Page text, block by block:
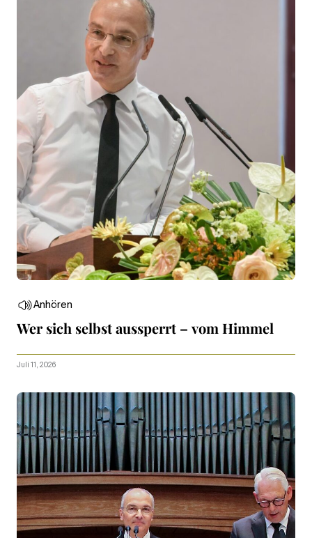
Anhören
Wer sich selbst aussperrt – vom Himmel
Juli 11, 2026